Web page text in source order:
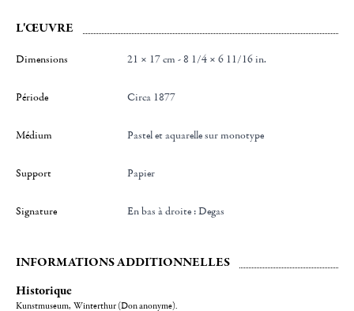
L'ŒUVRE
Dimensions 21 × 17 cm - 8 1/4 × 6 11/16 in.
Période Circa 1877
Médium Pastel et aquarelle sur monotype
Support Papier
Signature en bas à droite : Degas
INFORMATIONS ADDITIONNELLES
Historique
Kunstmuseum, Winterthur (Don anonyme).